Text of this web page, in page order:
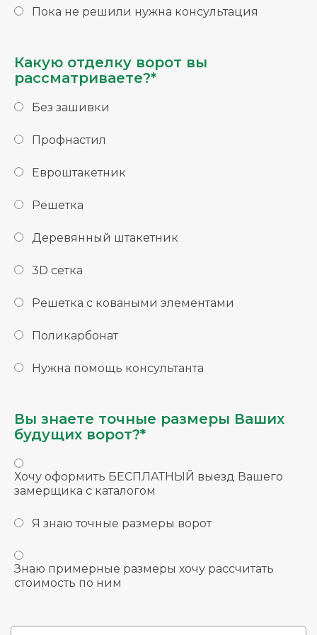
Пока не решили нужна консультация
Какую отделку ворот вы
рассматриваете?*
Без зашивки
Профнастил
Евроштакетник
Решетка
Деревянный штакетник
3D сетка
Решетка с коваными элементами
Поликарбонат
Нужна помощь консультанта
Вы знаете точные размеры Ваших
будущих ворот?*
Хочу оформить БЕСПЛАТНЫЙ выезд Вашего
замерщика с каталогом
Я знаю точные размеры ворот
Знаю примерные размеры хочу рассчитать
стоимость по ним